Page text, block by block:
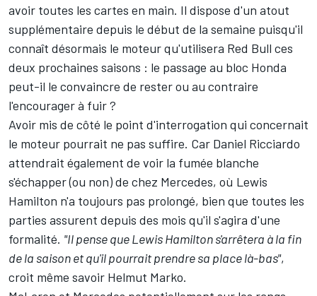
avoir toutes les cartes en main. Il dispose d'un atout
supplémentaire depuis le début de la semaine puisqu'il
connaît désormais le moteur qu'utilisera Red Bull ces
deux prochaines saisons : le passage au bloc Honda
peut-il le convaincre de rester ou au contraire
l'encourager à fuir ?
Avoir mis de côté le point d'interrogation qui concernait
le moteur pourrait ne pas suffire. Car Daniel Ricciardo
attendrait également de voir la fumée blanche
s'échapper (ou non) de chez Mercedes, où Lewis
Hamilton n'a toujours pas prolongé, bien que toutes les
parties assurent depuis des mois qu'il s'agira d'une
formalité. "Il pense que Lewis Hamilton s'arrêtera à la fin
de la saison et qu'il pourrait prendre sa place là-bas",
croit même savoir Helmut Marko.